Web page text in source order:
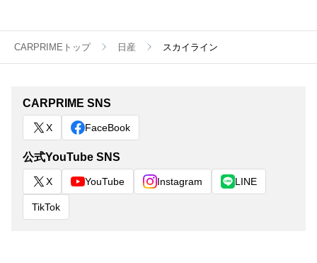
CARPRIMEトップ 日産 スカイライン
CARPRIME SNS
X FaceBook
公式YouTube SNS
X YouTube Instagram LINE
TikTok